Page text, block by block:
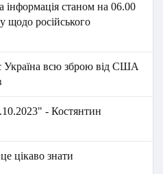
інформація станом на 06.00
щодо російського
Україна всю зброю від США
- Костянтин
цікаво знати